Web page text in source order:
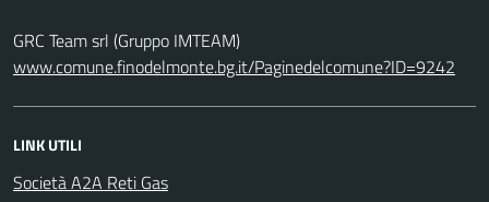
GRC Team srl (Gruppo IMTEAM)
www.comune.finodelmonte.bg.it/Paginedelcomune?ID=9242
LINK UTILI
Società A2A Reti Gas